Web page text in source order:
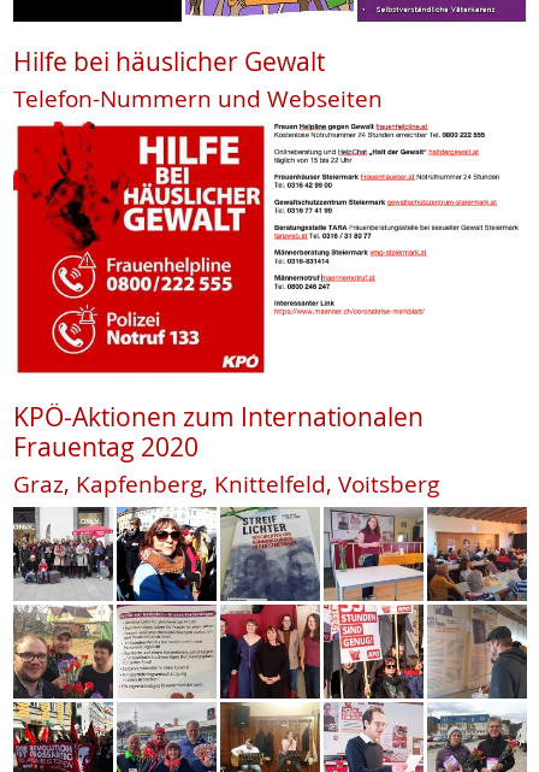
Hilfe bei häuslicher Gewalt
Telefon-Nummern und Webseiten
KPÖ-Aktionen zum Internationalen
Frauentag 2020
Graz, Kapfenberg, Knittelfeld, Voitsberg